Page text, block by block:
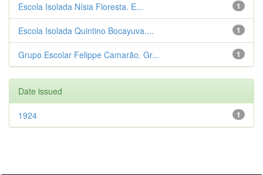
1
Escola Isolada Nísia Floresta. E...
1
Escola Isolada Quintino Bocayuva....
1
Grupo Escolar Felippe Camarão. Gr...
Date issued
1
1924